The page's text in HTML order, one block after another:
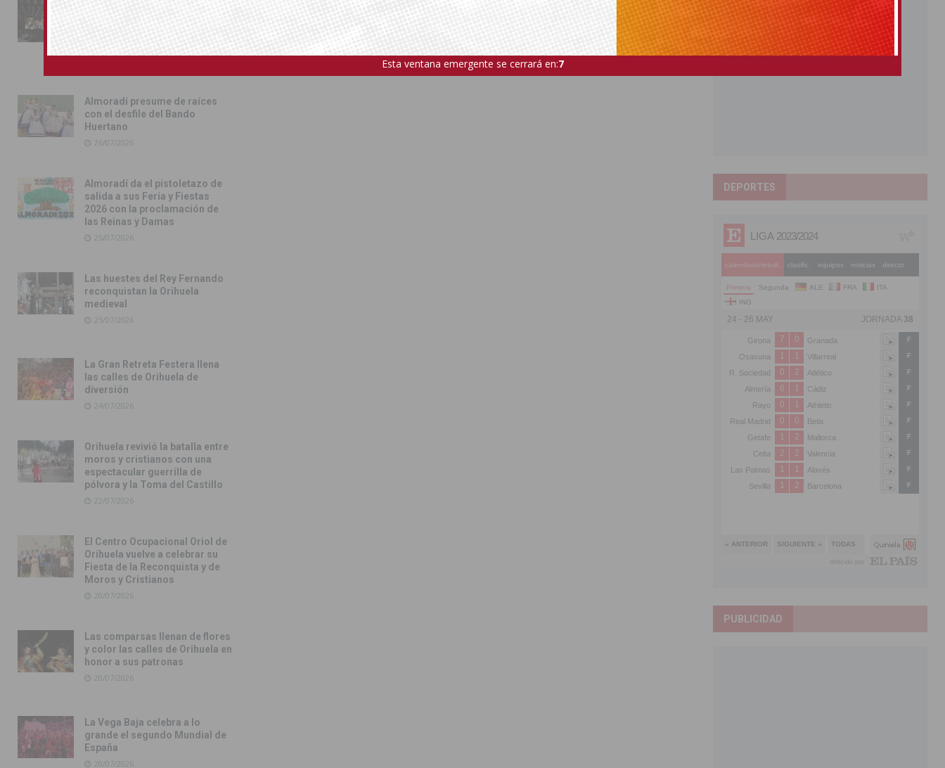
Pilar de la Horadada
conmemora con emoción el
40º aniversario de su
independencia como municipio
Almoradí presume de raíces
con el desfile del Bando
Huertano
26/07/2026
Almoradí da el pistoletazo de
salida a sus Feria y Fiestas
2026 con la proclamación de
las Reinas y Damas
25/07/2026
Las huestes del Rey Fernando
reconquistan la Orihuela
medieval
25/07/2026
La Gran Retreta Festera llena
las calles de Orihuela de
diversión
24/07/2026
Orihuela revivió la batalla entre
moros y cristianos con una
espectacular guerrilla de
pólvora y la Toma del Castillo
22/07/2026
El Centro Ocupacional Oriol de
Orihuela vuelve a celebrar su
Fiesta de la Reconquista y de
Moros y Cristianos
20/07/2026
Las comparsas llenan de flores
y color las calles de Orihuela en
honor a sus patronas
20/07/2026
La Vega Baja celebra a lo
grande el segundo Mundial de
España
20/07/2026
DEPORTES
PUBLICIDAD
Esta ventana emergente se cerrará en:6